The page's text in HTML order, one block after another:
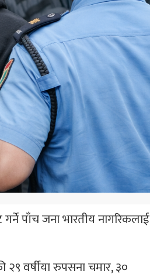
पाँच जना भारतीय नागरिकलाई
२९ वर्षीया रुपसना चमार, ३०